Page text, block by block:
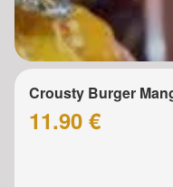
Crousty Burger
11.90 €